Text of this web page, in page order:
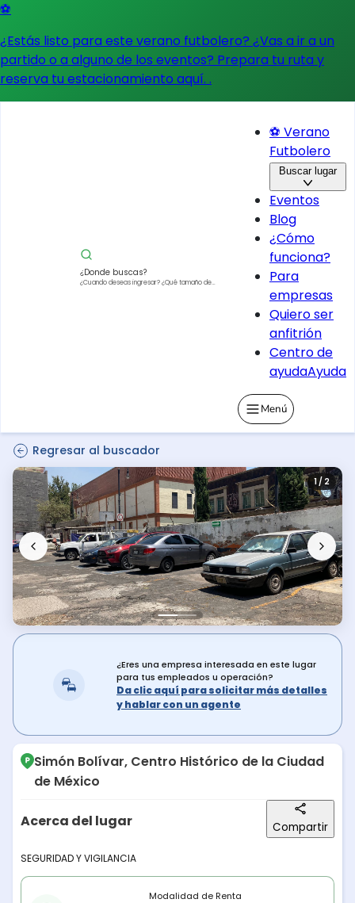
⚽
¿Estás listo para este verano futbolero? ¿Vas a ir a un
partido o a alguno de los eventos? Prepara tu ruta y
reserva tu estacionamiento aquí. .
¿Donde buscas?
¿Cuando deseas ingresar?¿Qué tamaño de
⚽ Verano
Futbolero
Buscar lugar
Eventos
Blog
¿Cómo
funciona?
Para
empresas
Quiero ser
anfitrión
Centro de
ayudaAyuda
Menú
Regresar al buscador
1 / 2
¿Eres una empresa interesada en este lugar
para tus empleados u operación?
Da clic aquí para solicitar más detalles
y hablar con un agente
Simón Bolívar, Centro Histórico de la Ciudad
de México
Acerca del lugar Compartir
Descripción del lugar
SEGURIDAD Y VIGILANCIA
Modalidades de rentaModalidad de Renta